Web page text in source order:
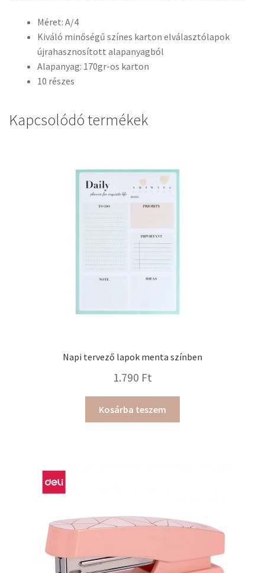
Méret: A/4
Kiváló minőségű színes karton elválasztólapok
újrahasznosított alapanyagból
Alapanyag: 170gr-os karton
10 részes
Kapcsolódó termékek
Napi tervező lapok menta színben
1.790 Ft
Kosárba teszem